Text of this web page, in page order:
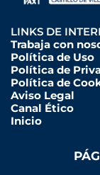
LINKS DE
Trabaja con
Política de Uso
Política de
Política de
Aviso Legal
Canal Ético
Inicio